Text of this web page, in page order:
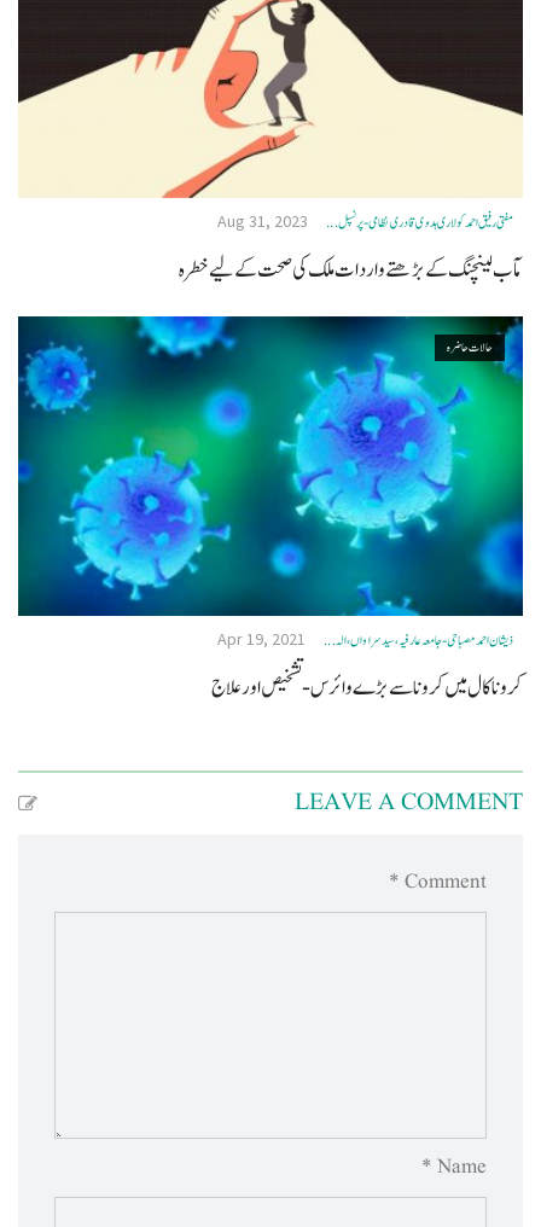
مفتی رفیق احمد کولاری ہدوی قادری نظامی- پرنسپل ... Aug 31, 2023
مآب لینچنگ کے بڑھتے واردات ملک کی صحت کے لیے خطرہ
حالات حاضرہ
ذیشان احمد مصباحی-جامعہ عارفیہ، سید سراواں،الہ ... Apr 19, 2021
کرونا کال میں کرونا سے بڑے وائرس-تشخیص اور علاج
LEAVE A COMMENT
Comment *
Name *